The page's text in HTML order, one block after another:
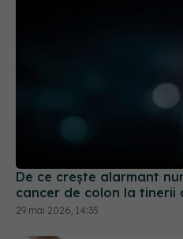
De ce crește alarmant
cancer de colon la tinerii
29 mai 2026, 14:35